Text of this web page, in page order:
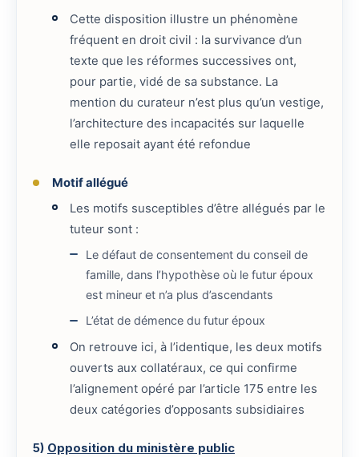
Cette disposition illustre un phénomène
fréquent en droit civil : la survivance d’un
texte que les réformes successives ont,
pour partie, vidé de sa substance. La
mention du curateur n’est plus qu’un vestige,
l’architecture des incapacités sur laquelle
elle reposait ayant été refondue
Motif allégué
Les motifs susceptibles d’être allégués par le
tuteur sont :
Le défaut de consentement du conseil de
famille, dans l’hypothèse où le futur époux
est mineur et n’a plus d’ascendants
L’état de démence du futur époux
On retrouve ici, à l’identique, les deux motifs
ouverts aux collatéraux, ce qui confirme
l’alignement opéré par l’article 175 entre les
deux catégories d’opposants subsidiaires
5) Opposition du ministère public